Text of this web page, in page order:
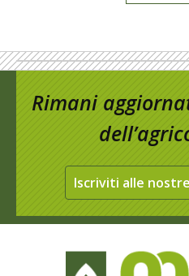
Rimani
Iscriviti alle